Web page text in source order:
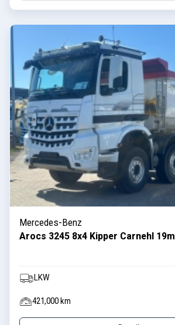
Mercedes-Benz
Arocs 3245 8x4 Kipper Carnehl 19m
LKW
421,000 km